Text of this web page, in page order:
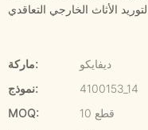
ماركة:
ديفايكو
نموذج:
4100153_14
MOQ:
10 قطع